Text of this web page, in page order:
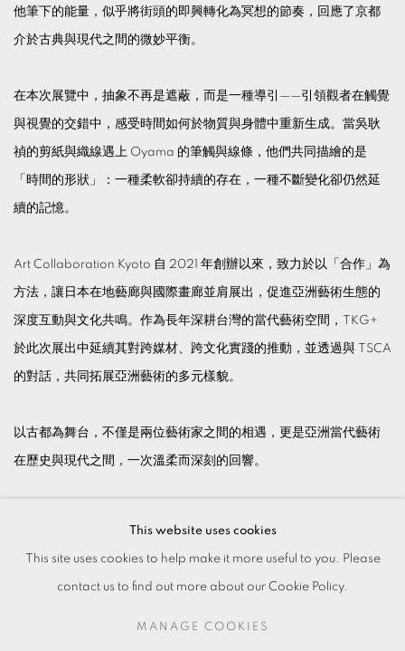
他筆下的能量，似乎將街頭的即興轉化為冥想的節奏，回應了京都
介於古典與現代之間的微妙平衡。
在本次展覽中，抽象不再是遮蔽，而是一種導引——引領觀者在觸覺
與視覺的交錯中，感受時間如何於物質與身體中重新生成。當吳耿
禎的剪紙與織線遇上 Oyama 的筆觸與線條，他們共同描繪的是
「時間的形狀」：一種柔軟卻持續的存在，一種不斷變化卻仍然延
續的記憶。
Art Collaboration Kyoto 自 2021 年創辦以來，致力於以「合作」為
方法，讓日本在地藝廊與國際畫廊並肩展出，促進亞洲藝術生態的
深度互動與文化共鳴。作為長年深耕台灣的當代藝術空間，TKG+
於此次展出中延續其對跨媒材、跨文化實踐的推動，並透過與 TSCA
的對話，共同拓展亞洲藝術的多元樣貌。
以古都為舞台，不僅是兩位藝術家之間的相遇，更是亞洲當代藝術
在歷史與現代之間，一次溫柔而深刻的回響。
BACK TO ART FAIRS
This website uses cookies
This site uses cookies to help make it more useful to you. Please
contact us to find out more about our Cookie Policy.
MANAGE COOKIES